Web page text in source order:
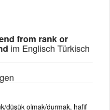
from rank or
im Englisch Türkisch
düşük olmak/durmak, hafif